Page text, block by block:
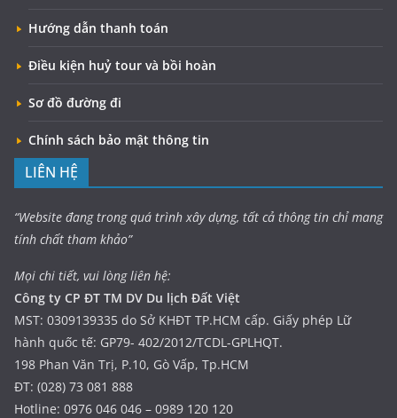
Hướng dẫn thanh toán
Điều kiện huỷ tour và bồi hoàn
Sơ đồ đường đi
Chính sách bảo mật thông tin
LIÊN HỆ
“Website đang trong quá trình xây dựng, tất cả thông tin chỉ mang
tính chất tham khảo”
Mọi chi tiết, vui lòng liên hệ:
Công ty CP ĐT TM DV Du lịch Đất Việt
MST: 0309139335 do Sở KHĐT TP.HCM cấp. Giấy phép Lữ
hành quốc tế: GP79- 402/2012/TCDL-GPLHQT.
198 Phan Văn Trị, P.10, Gò Vấp, Tp.HCM
ĐT: (028) 73 081 888
Hotline: 0976 046 046 – 0989 120 120